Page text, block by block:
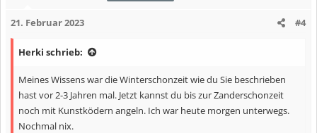
o
e
:
21. Februar 2023 #4
Herki schrieb:
Meines Wissens war die Winterschonzeit wie du Sie beschrieben
hast vor 2-3 Jahren mal. Jetzt kannst du bis zur Zanderschonzeit
noch mit Kunstködern angeln. Ich war heute morgen unterwegs.
Nochmal nix.